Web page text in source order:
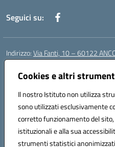
Cookies e altri
Il nostro Istituto non utilizza
sono utilizzati esclusivamente
corretto funzionamento del
istituzionali e alla sua
strumenti statistici
Seguici su:
Indirizzo:Via Fanti, 10 – 60122
Centralino:
Posta elettronica certificata (PEC):
Codice fiscale: 80014930426
Codice meccanografico:anic813007
Codice Indice delle Pubbliche
Codice unico di fatturazione (CUF):